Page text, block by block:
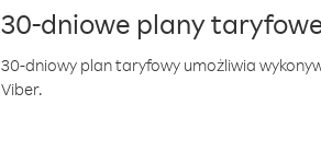
30-dniowe plany
30-dniowy plan taryfowy umożliwia
Viber.